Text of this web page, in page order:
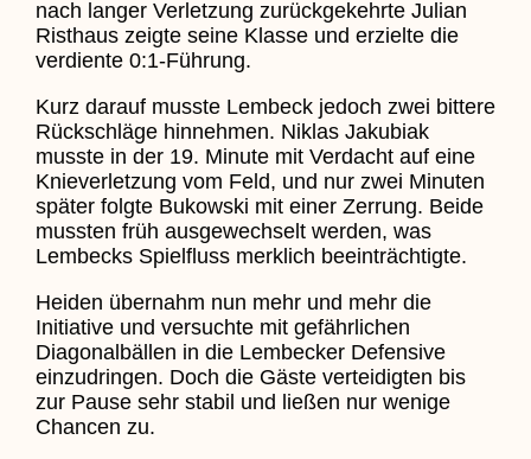
nach langer Verletzung zurückgekehrte Julian
Risthaus zeigte seine Klasse und erzielte die
verdiente 0:1-Führung.
Kurz darauf musste Lembeck jedoch zwei bittere
Rückschläge hinnehmen. Niklas Jakubiak
musste in der 19. Minute mit Verdacht auf eine
Knieverletzung vom Feld, und nur zwei Minuten
später folgte Bukowski mit einer Zerrung. Beide
mussten früh ausgewechselt werden, was
Lembecks Spielfluss merklich beeinträchtigte.
Heiden übernahm nun mehr und mehr die
Initiative und versuchte mit gefährlichen
Diagonalbällen in die Lembecker Defensive
einzudringen. Doch die Gäste verteidigten bis
zur Pause sehr stabil und ließen nur wenige
Chancen zu.